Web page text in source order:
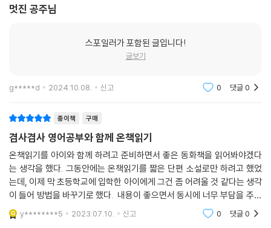
멋진 공주님
스포일러가 포함된 글입니다!
글보기
g*****d 2024.10.08. 신고 0 댓글0
종이책 구매
겸사겸사 영어공부와 함께 온책읽기
온책읽기를 아이와 함께 하려고 준비하면서 좋은 동화책을 읽어봐야겠다
는 생각을 했다. 그동안에는 온책읽기를 짧은 단편 소설로만 하려고 했었
는데, 이제 막 초등학교에 입학한 아이에게 그건 좀 어려울 것 같다는 생각
이 들어 방법을 바꾸기로 했다. 내용이 좋으면서 동시에 너무 부담을 주지
않는 선에서 책을 고르고 아이와 함께 온책읽기 활동을 하다보면 많은 발
전이 있지 않을
y********5 2023.07.10. 신고 0 댓글0